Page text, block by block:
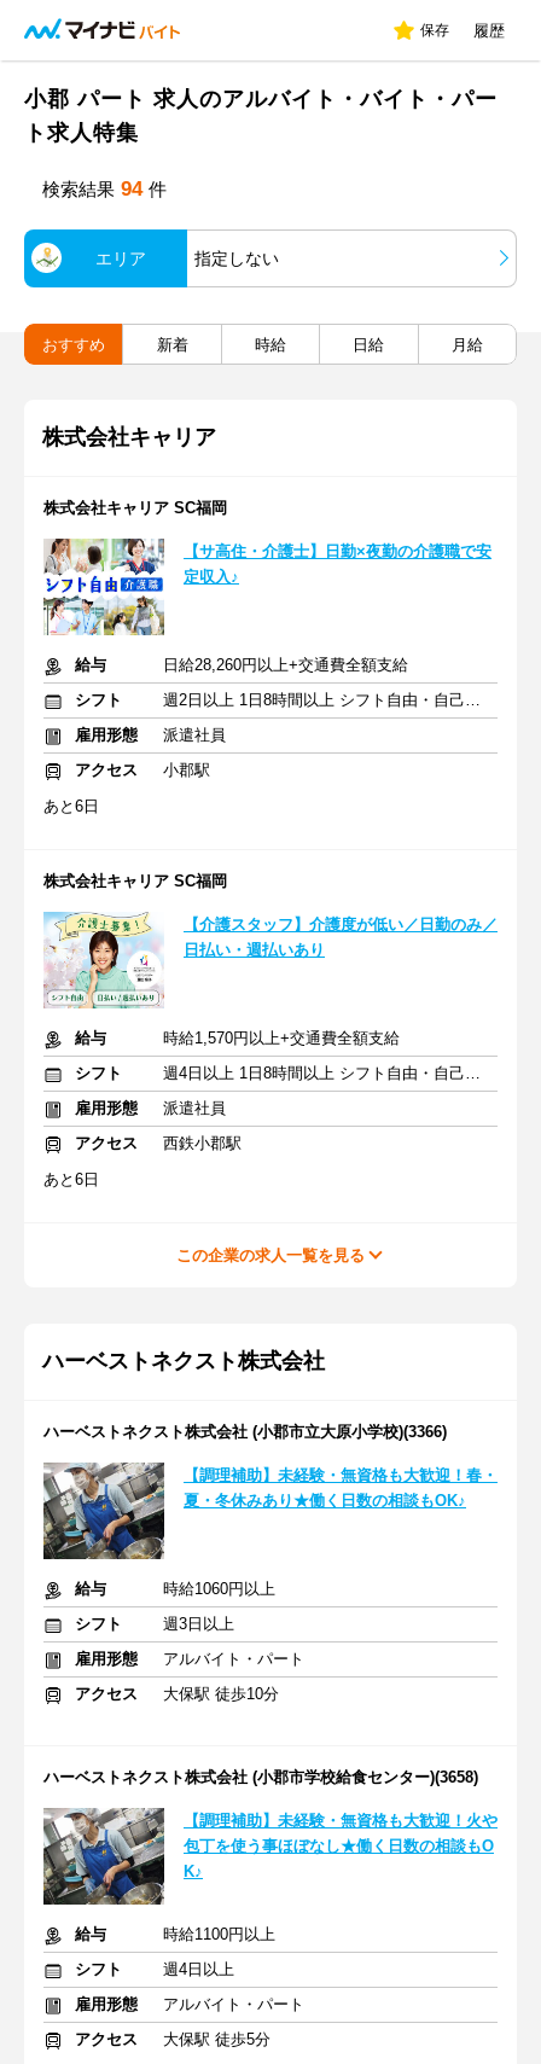
保存 履歴
小郡 パート 求人のアルバイト・バイト・パー
ト求人特集
検索結果 94 件
エリア 指定しない
おすすめ 新着 時給 日給 月給
株式会社キャリア
株式会社キャリア SC福岡
【サ高住・介護士】日勤×夜勤の介護職で安
定収入♪
給与
日給28,260円以上+交通費全額支給
シフト
週2日以上 1日8時間以上 シフト自由・自己申告
雇用形態
派遣社員
アクセス
小郡駅
あと6日
株式会社キャリア SC福岡
【介護スタッフ】介護度が低い／日勤のみ／
日払い・週払いあり
給与
時給1,570円以上+交通費全額支給
シフト
週4日以上 1日8時間以上 シフト自由・自己申告
雇用形態
派遣社員
アクセス
西鉄小郡駅
あと6日
この企業の求人一覧を見る
ハーベストネクスト株式会社
ハーベストネクスト株式会社 (小郡市立大原小学校)(3366)
【調理補助】未経験・無資格も大歓迎！春・
夏・冬休みあり★働く日数の相談もOK♪
給与
時給1060円以上
シフト
週3日以上
雇用形態
アルバイト・パート
アクセス
大保駅 徒歩10分
ハーベストネクスト株式会社 (小郡市学校給食センター)(3658)
【調理補助】未経験・無資格も大歓迎！火や
包丁を使う事ほぼなし★働く日数の相談もO
K♪
給与
時給1100円以上
シフト
週4日以上
雇用形態
アルバイト・パート
アクセス
大保駅 徒歩5分